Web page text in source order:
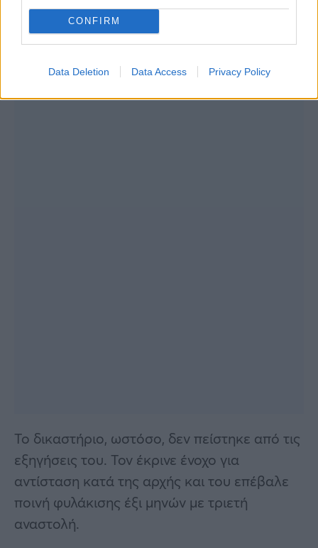
CONFIRM
Data Deletion Data Access Privacy Policy
Το δικαστήριο, ωστόσο, δεν πείστηκε από τις
εξηγήσεις του. Τον έκρινε ένοχο για
αντίσταση κατά της αρχής και του επέβαλε
ποινή φυλάκισης έξι μηνών με τριετή
αναστολή.